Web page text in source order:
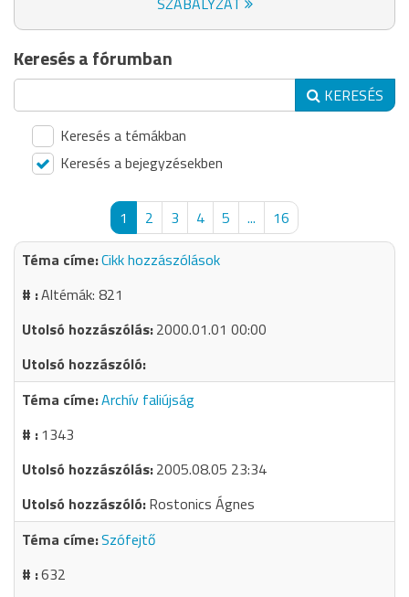
Keresés a fórumban
KERESÉS
Keresés a témákban
Keresés a bejegyzésekben
1 2 3 4 5 ...
16
Cikk hozzászólások
Altémák: 821
2000.01.01 00:00
Archív faliújság
1343
2005.08.05 23:34
Rostonics Ágnes
Szófejtő
632